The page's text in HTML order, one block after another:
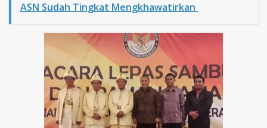
ASN Sudah Tingkat Mengkhawatirkan